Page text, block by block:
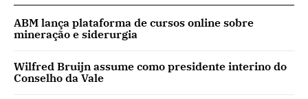
ABM lança plataforma de cursos online sobre
mineração e siderurgia
Wilfred Bruijn assume como presidente interino do
Conselho da Vale